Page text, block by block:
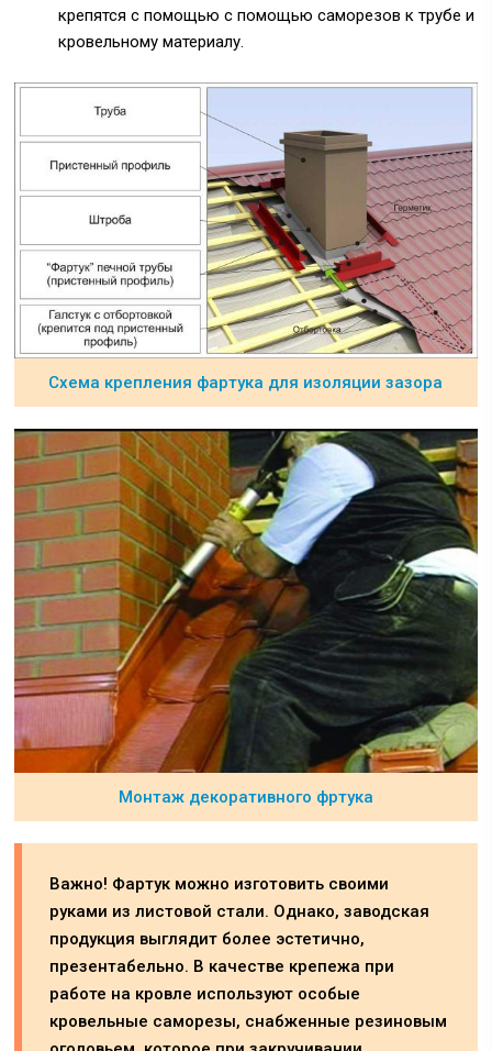
крепятся с помощью с помощью саморезов к трубе и
кровельному материалу.
Схема крепления фартука для изоляции зазора
Монтаж декоративного фртука
Важно! Фартук можно изготовить своими
руками из листовой стали. Однако, заводская
продукция выглядит более эстетично,
презентабельно. В качестве крепежа при
работе на кровле используют особые
кровельные саморезы, снабженные резиновым